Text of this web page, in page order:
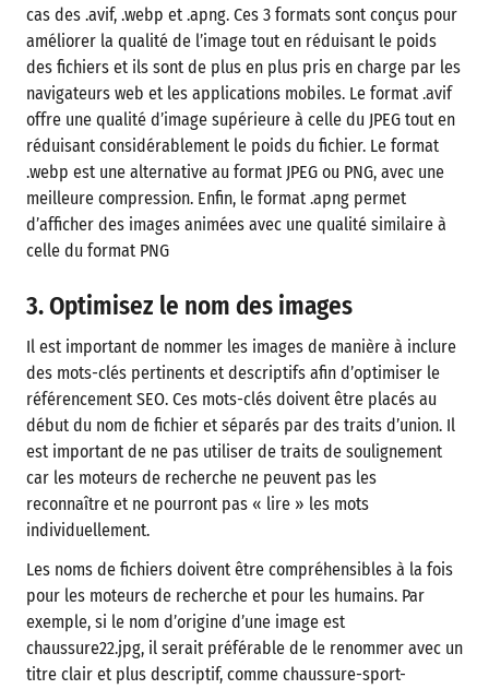
cas des .avif, .webp et .apng. Ces 3 formats sont conçus pour
améliorer la qualité de l’image tout en réduisant le poids
des fichiers et ils sont de plus en plus pris en charge par les
navigateurs web et les applications mobiles. Le format .avif
offre une qualité d’image supérieure à celle du JPEG tout en
réduisant considérablement le poids du fichier. Le format
.webp est une alternative au format JPEG ou PNG, avec une
meilleure compression. Enfin, le format .apng permet
d’afficher des images animées avec une qualité similaire à
celle du format PNG
3. Optimisez le nom des images
Il est important de nommer les images de manière à inclure
des mots-clés pertinents et descriptifs afin d’optimiser le
référencement SEO. Ces mots-clés doivent être placés au
début du nom de fichier et séparés par des traits d’union. Il
est important de ne pas utiliser de traits de soulignement
car les moteurs de recherche ne peuvent pas les
reconnaître et ne pourront pas « lire » les mots
individuellement.
Les noms de fichiers doivent être compréhensibles à la fois
pour les moteurs de recherche et pour les humains. Par
exemple, si le nom d’origine d’une image est
chaussure22.jpg, il serait préférable de le renommer avec un
titre clair et plus descriptif, comme chaussure-sport-